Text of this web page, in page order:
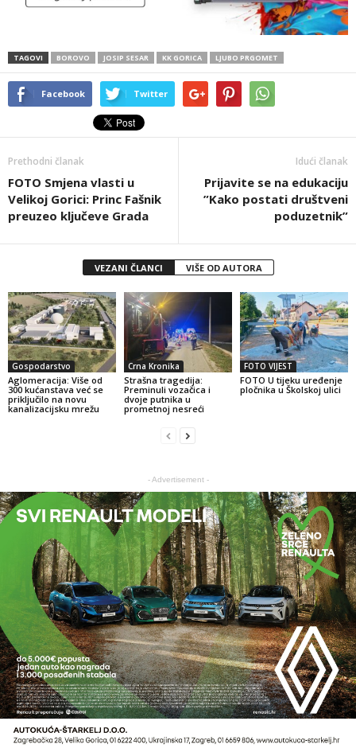
TAGOVI BOROVO JOSIP SESAR KK GORICA LJUBO PRGOMET
Facebook Twitter
Prethodni članak
FOTO Smjena vlasti u
Velikoj Gorici: Princ Fašnik
preuzeo ključeve Grada
Idući članak
Prijavite se na edukaciju
”Kako postati društveni
poduzetnik”
VEZANI ČLANCI VIŠE OD AUTORA
Gospodarstvo
Aglomeracija: Više od
300 kućanstava već se
priključilo na novu
kanalizacijsku mrežu
Crna Kronika
Strašna tragedija:
Preminuli vozačica i
dvoje putnika u
prometnoj nesreći
FOTO VIJEST
FOTO U tijeku uređenje
pločnika u Školskoj ulici
- Advertisement -